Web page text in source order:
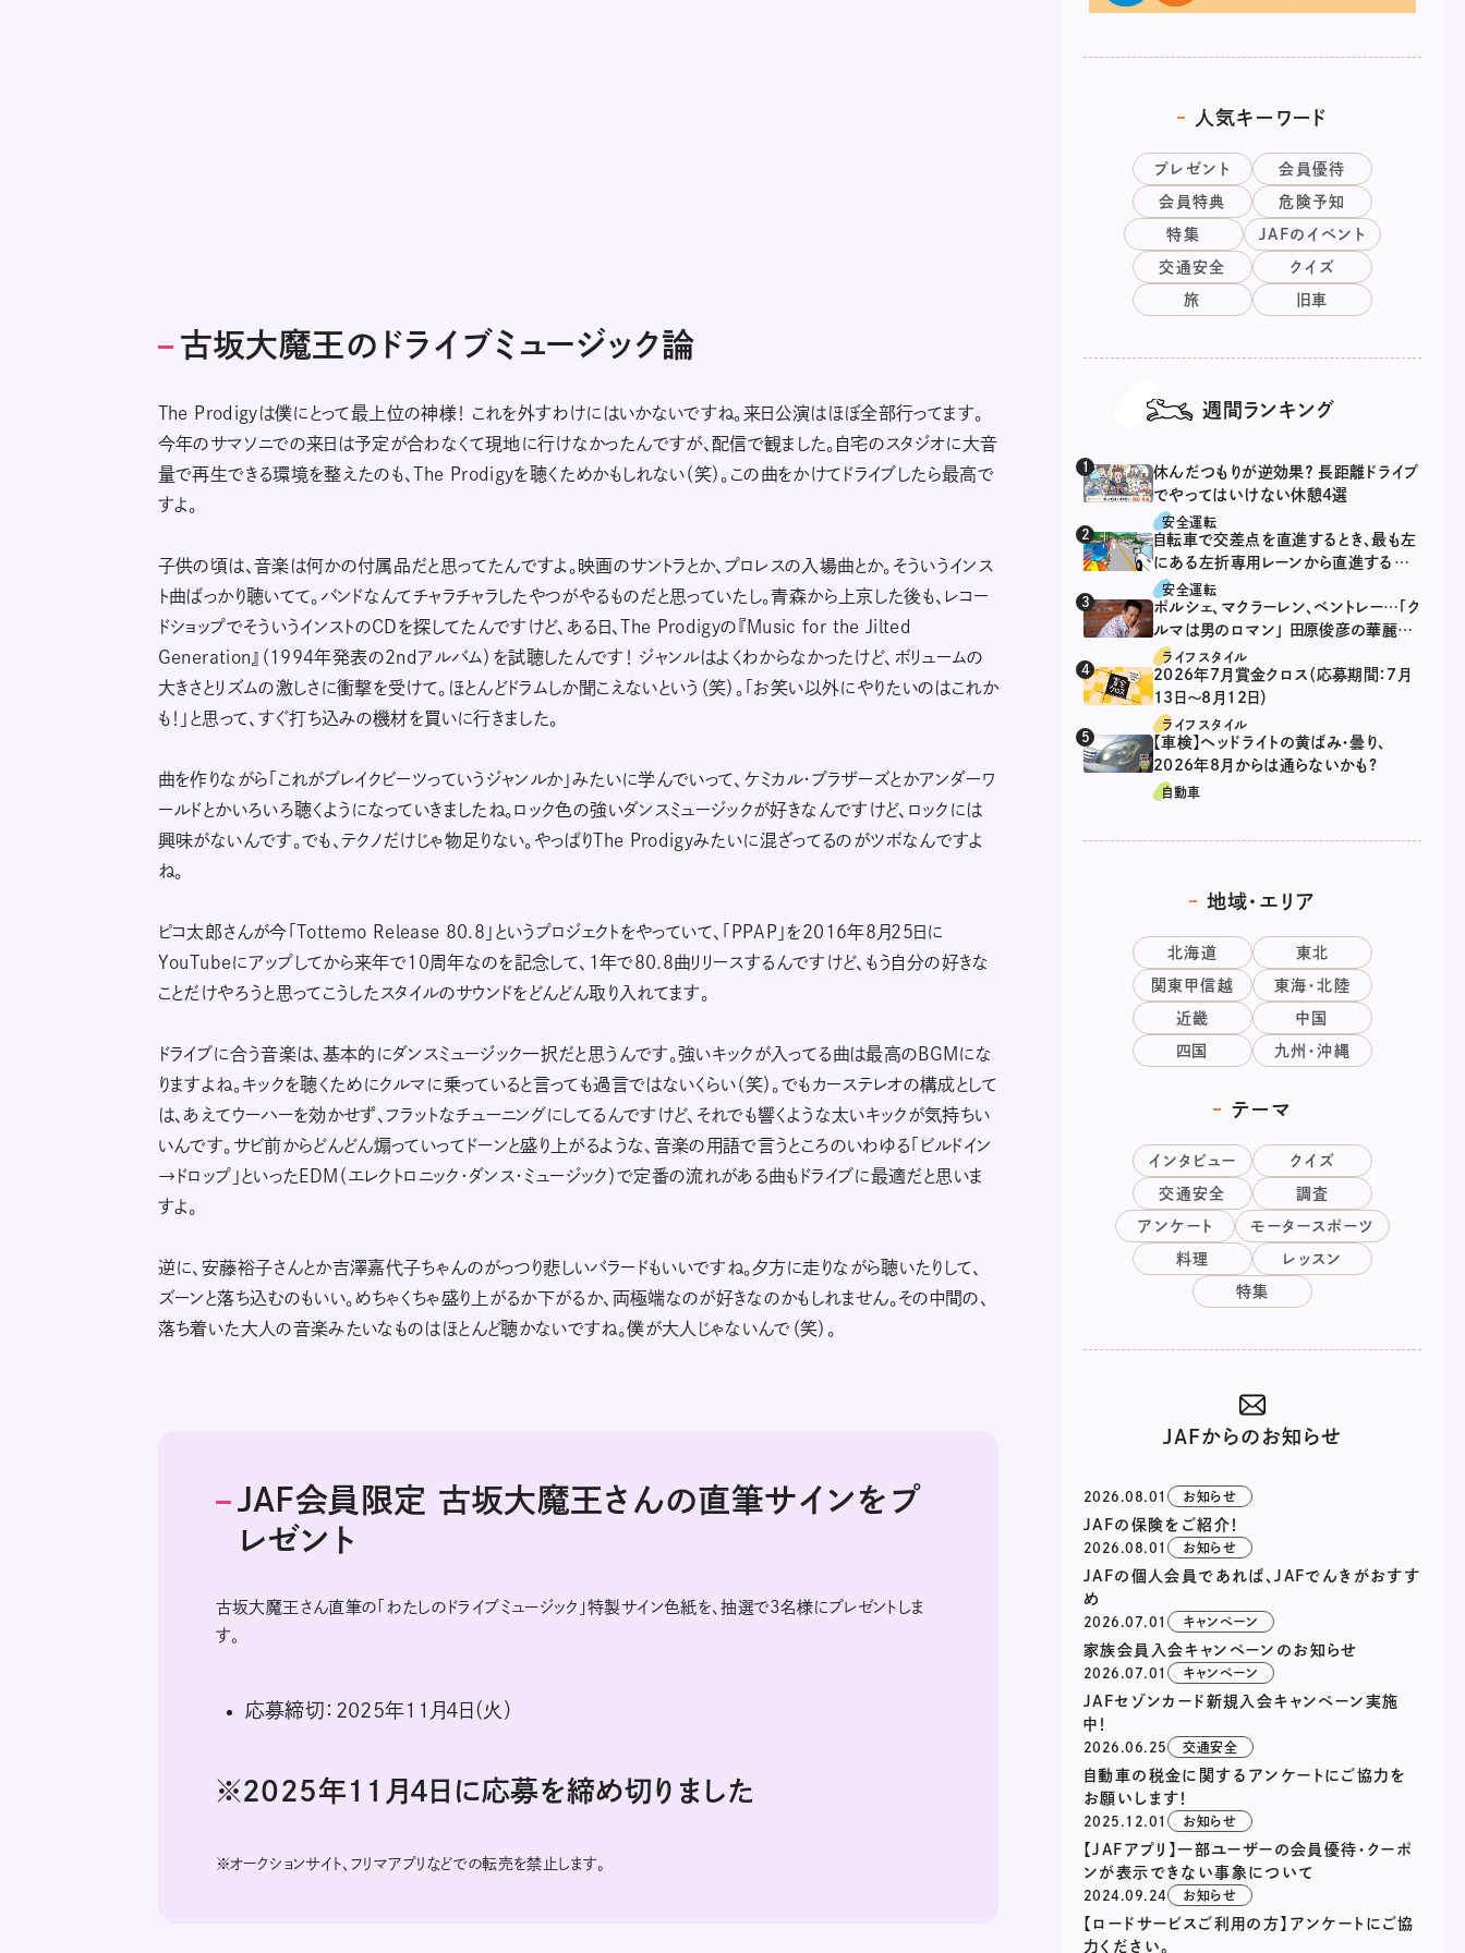
古坂大魔王のドライブミュージック論
The Prodigyは僕にとって最上位の神様！ これを外すわけにはいかないですね。来日公演はほぼ全部行ってます。
今年のサマソニでの来日は予定が合わなくて現地に行けなかったんですが、配信で観ました。自宅のスタジオに大音
量で再生できる環境を整えたのも、The Prodigyを聴くためかもしれない（笑）。この曲をかけてドライブしたら最高で
すよ。
子供の頃は、音楽は何かの付属品だと思ってたんですよ。映画のサントラとか、プロレスの入場曲とか。そういうインス
ト曲ばっかり聴いてて。バンドなんてチャラチャラしたやつがやるものだと思っていたし。青森から上京した後も、レコー
ドショップでそういうインストのCDを探してたんですけど、ある日、The Prodigyの『Music for the Jilted
Generation』（1994年発表の2ndアルバム）を試聴したんです！ ジャンルはよくわからなかったけど、ボリュームの
大きさとリズムの激しさに衝撃を受けて。ほとんどドラムしか聞こえないという（笑）。「お笑い以外にやりたいのはこれか
も！」と思って、すぐ打ち込みの機材を買いに行きました。
曲を作りながら「これがブレイクビーツっていうジャンルか」みたいに学んでいって、ケミカル・ブラザーズとかアンダーワ
ールドとかいろいろ聴くようになっていきましたね。ロック色の強いダンスミュージックが好きなんですけど、ロックには
興味がないんです。でも、テクノだけじゃ物足りない。やっぱりThe Prodigyみたいに混ざってるのがツボなんですよ
ね。
ピコ太郎さんが今「Tottemo Release 80.8」というプロジェクトをやっていて、「PPAP」を2016年8月25日に
YouTubeにアップしてから来年で10周年なのを記念して、1年で80.8曲リリースするんですけど、もう自分の好きな
ことだけやろうと思ってこうしたスタイルのサウンドをどんどん取り入れてます。
ドライブに合う音楽は、基本的にダンスミュージック一択だと思うんです。強いキックが入ってる曲は最高のBGMにな
りますよね。キックを聴くためにクルマに乗っていると言っても過言ではないくらい（笑）。でもカーステレオの構成として
は、あえてウーハーを効かせず、フラットなチューニングにしてるんですけど、それでも響くような太いキックが気持ちい
いんです。サビ前からどんどん煽っていってドーンと盛り上がるような、音楽の用語で言うところのいわゆる「ビルドイン
→ドロップ」といったEDM（エレクトロニック・ダンス・ミュージック）で定番の流れがある曲もドライブに最適だと思いま
すよ。
逆に、安藤裕子さんとか吉澤嘉代子ちゃんのがっつり悲しいバラードもいいですね。夕方に走りながら聴いたりして、
ズーンと落ち込むのもいい。めちゃくちゃ盛り上がるか下がるか、両極端なのが好きなのかもしれません。その中間の、
落ち着いた大人の音楽みたいなものはほとんど聴かないですね。僕が大人じゃないんで（笑）。
JAF会員限定 古坂大魔王さんの直筆サインをプ
レゼント
古坂大魔王さん直筆の「わたしのドライブミュージック」特製サイン色紙を、抽選で3名様にプレゼントしま
す。
応募締切：2025年11月4日（火）
※2025年11月4日に応募を締め切りました
※オークションサイト、フリマアプリなどでの転売を禁止します。
人気キーワード
プレゼント 会員優待
会員特典 危険予知
特集 JAFのイベント
交通安全 クイズ
旅 旧車
週間ランキング
休んだつもりが逆効果？ 長距離ドライブ
でやってはいけない休憩4選
安全運転
自転車で交差点を直進するとき、最も左
にある左折専用レーンから直進するの
は、違反？
安全運転
ポルシェ、マクラーレン、ベントレー…「ク
ルマは男のロマン」 田原俊彦の華麗な
る愛車遍歴
ライフスタイル
2026年7月賞金クロス（応募期間：7月
13日～8月12日）
ライフスタイル
【車検】ヘッドライトの黄ばみ・曇り、
2026年8月からは通らないかも?
自動車
地域・エリア
北海道 東北
関東甲信越 東海・北陸
近畿 中国
四国 九州・沖縄
テーマ
インタビュー クイズ
交通安全 調査
アンケート モータースポーツ
料理 レッスン
特集
JAFからのお知らせ
2026.08.01 お知らせ
JAFの保険をご紹介！
2026.08.01 お知らせ
JAFの個人会員であれば、JAFでんきがおすす
め
2026.07.01 キャンペーン
家族会員入会キャンペーンのお知らせ
2026.07.01 キャンペーン
JAFセゾンカード新規入会キャンペーン実施
中！
2026.06.25 交通安全
自動車の税金に関するアンケートにご協力を
お願いします！
2025.12.01 お知らせ
【JAFアプリ】一部ユーザーの会員優待・クーポ
ンが表示できない事象について
2024.09.24 お知らせ
【ロードサービスご利用の方】アンケートにご協
力ください。